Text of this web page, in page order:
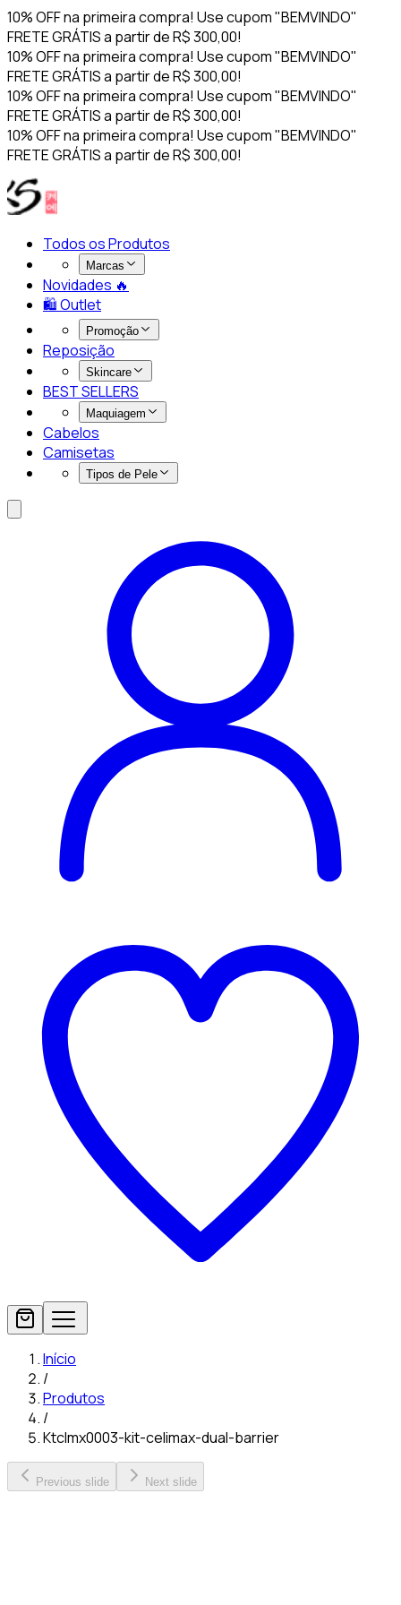
10% OFF na primeira compra! Use cupom "BEMVINDO"
FRETE GRÁTIS a partir de R$ 300,00!
10% OFF na primeira compra! Use cupom "BEMVINDO"
FRETE GRÁTIS a partir de R$ 300,00!
10% OFF na primeira compra! Use cupom "BEMVINDO"
FRETE GRÁTIS a partir de R$ 300,00!
10% OFF na primeira compra! Use cupom "BEMVINDO"
FRETE GRÁTIS a partir de R$ 300,00!
Todos os Produtos
Marcas
Novidades 🔥​
🛍️ Outlet
Promoção
Reposição
Skincare
BEST SELLERS
Maquiagem
Cabelos
Camisetas
Tipos de Pele
Início
/
Produtos
/
Ktclmx0003-kit-celimax-dual-barrier
Previous slide Next slide